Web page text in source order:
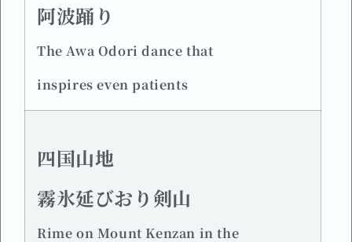
阿波踊り
The Awa Odori dance that
inspires even patients
四国山地
霧氷延びおり剣山
Rime on Mount Kenzan in the